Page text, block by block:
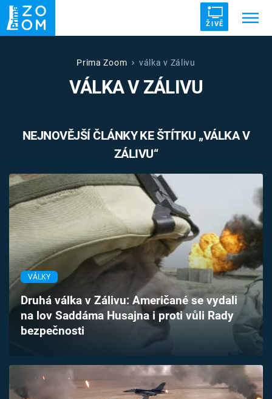
ŽIVĚ
ZRÁDCI UFO DRUHÁ SVĚTOVÁ VÁLKA
VETŘELCI DÁVNOVĚKU
Témata
Pořady
TV Program
Časopis
Sledujte prima+
Sledujte nás
Prima Zoom válka v Zálivu
VÁLKA V ZÁLIVU
NEJNOVĚJŠÍ ČLÁNKY KE ŠTÍTKU „VÁLKA V
ZÁLIVU“
VÁLKY
Druhá válka v Zálivu: Američané se vydali
na lov Saddáma Husajna i proti vůli Rady
bezpečnosti